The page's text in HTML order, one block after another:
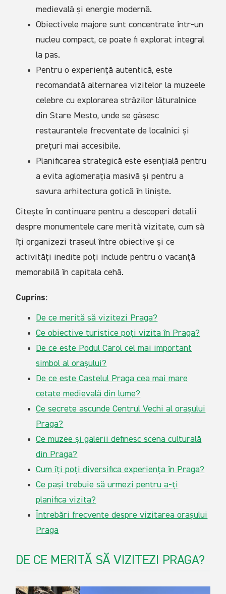
medievală și energie modernă.
Obiectivele majore sunt concentrate într-un
nucleu compact, ce poate fi explorat integral
la pas.
Pentru o experiență autentică, este
recomandată alternarea vizitelor la muzeele
celebre cu explorarea străzilor lăturalnice
din Stare Mesto, unde se găsesc
restaurantele frecventate de localnici și
prețuri mai accesibile.
Planificarea strategică este esențială pentru
a evita aglomerația masivă și pentru a
savura arhitectura gotică în liniște.
Citește în continuare pentru a descoperi detalii
despre monumentele care merită vizitate, cum să
îți organizezi traseul între obiective și ce
activități inedite poți include pentru o vacanță
memorabilă în capitala cehă.
Cuprins:
De ce merită să vizitezi Praga?
Ce obiective turistice poți vizita în Praga?
De ce este Podul Carol cel mai important
simbol al orașului?
De ce este Castelul Praga cea mai mare
cetate medievală din lume?
Ce secrete ascunde Centrul Vechi al orașului
Praga?
Ce muzee și galerii definesc scena culturală
din Praga?
Cum îți poți diversifica experiența în Praga?
Ce pași trebuie să urmezi pentru a-ți
planifica vizita?
Întrebări frecvente despre vizitarea orașului
Praga
DE CE MERITĂ SĂ VIZITEZI PRAGA?